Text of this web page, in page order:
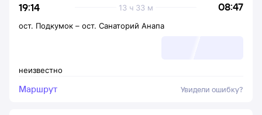
19:14 08:47
13 ч 33 м
неизвестно
ост. Подкумок – ост. Санаторий Анапа
Маршрут Увидели ошибку?